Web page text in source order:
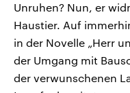
Unruhen? Nun, er
Haustier. Auf
in der Novelle „Herr
der Umgang mit
der verwunschenen